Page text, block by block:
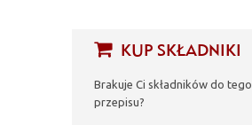
KUP SKŁADNIKI
Brakuje Ci składników do tego
przepisu?